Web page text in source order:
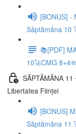
[BONUS] -
Săptămâna 10
📚[PDF]
10🚀CMG 8+4❊
SĂPTĂMÂNA
Libertatea Ființei
[BONUS]
Săptămâna 11